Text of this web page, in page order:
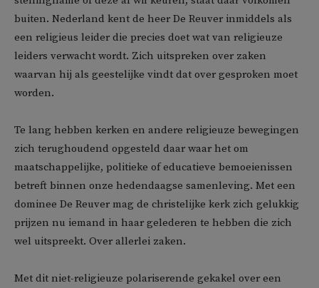
buiten. Nederland kent de heer De Reuver inmiddels als
een religieus leider die precies doet wat van religieuze
leiders verwacht wordt. Zich uitspreken over zaken
waarvan hij als geestelijke vindt dat over gesproken moet
worden.
Te lang hebben kerken en andere religieuze bewegingen
zich terughoudend opgesteld daar waar het om
maatschappelijke, politieke of educatieve bemoeienissen
betreft binnen onze hedendaagse samenleving. Met een
dominee De Reuver mag de christelijke kerk zich gelukkig
prijzen nu iemand in haar gelederen te hebben die zich
wel uitspreekt. Over allerlei zaken.
Met dit niet-religieuze polariserende gekakel over een